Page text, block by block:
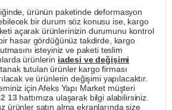
ürünün paketinde deformasyon
bir durum söz konusu ise, kargo
açarak ürünlerinizin durumunu kontrol
hasar gördüğünüz takdirde, kargo
isteyiniz ve paketi teslim
ürünlerin iadesi ve değişimi
tutulan ürünler kargo firması
ve ürünlerin değişimi yapılacaktır.
için Afeks Yapı Market müşteri
13hattımıza ulaşarak bilgi alabilirsiniz.
ürünler satın alma ekranlarında size